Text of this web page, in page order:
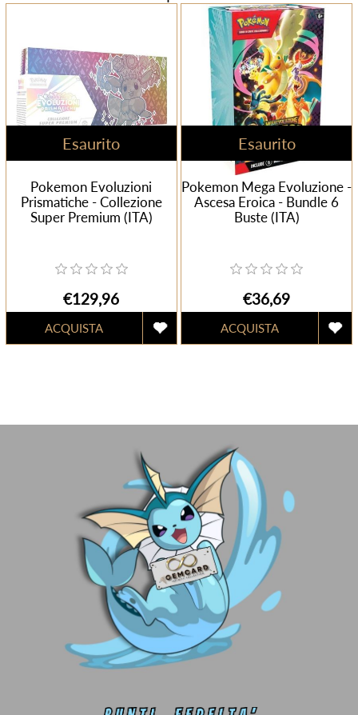
Esaurito
Pokemon Evoluzioni
Prismatiche - Collezione
Super Premium (ITA)
€129,96
Esaurito
Pokemon Mega Evoluzione -
Ascesa Eroica - Bundle 6
Buste (ITA)
€36,69